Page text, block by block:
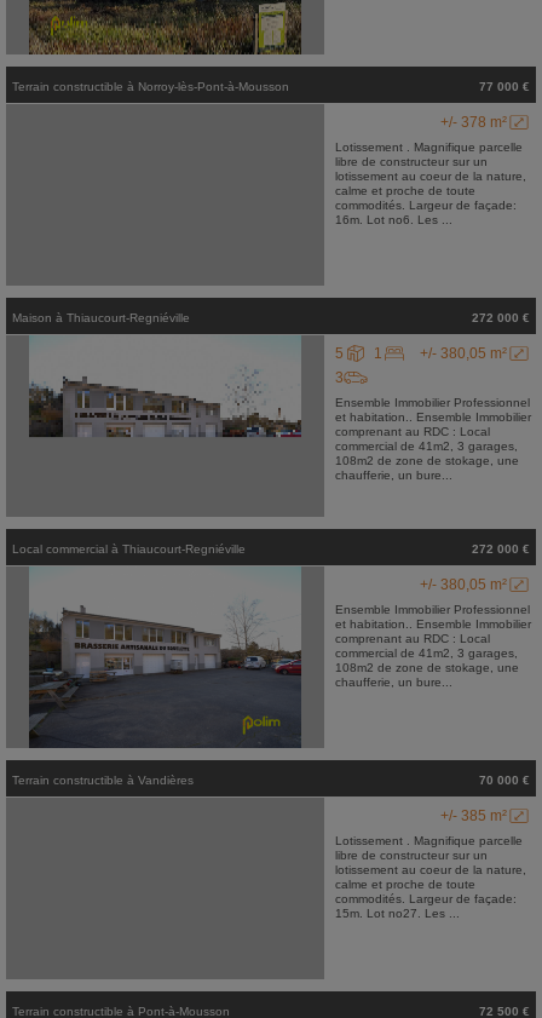
Terrain constructible à Norroy-lès-Pont-à-Mousson 77 000 €
+/- 378 m²
Lotissement . Magnifique parcelle
libre de constructeur sur un
lotissement au coeur de la nature,
calme et proche de toute
commodités. Largeur de façade:
16m. Lot no6. Les ...
Maison à Thiaucourt-Regniéville 272 000 €
+/- 380,05 m²
5
1
3
Ensemble Immobilier Professionnel
et habitation.. Ensemble Immobilier
comprenant au RDC : Local
commercial de 41m2, 3 garages,
108m2 de zone de stokage, une
chaufferie, un bure...
Local commercial à Thiaucourt-Regniéville 272 000 €
+/- 380,05 m²
Ensemble Immobilier Professionnel
et habitation.. Ensemble Immobilier
comprenant au RDC : Local
commercial de 41m2, 3 garages,
108m2 de zone de stokage, une
chaufferie, un bure...
Terrain constructible à Vandières 70 000 €
+/- 385 m²
Lotissement . Magnifique parcelle
libre de constructeur sur un
lotissement au coeur de la nature,
calme et proche de toute
commodités. Largeur de façade:
15m. Lot no27. Les ...
Terrain constructible à Pont-à-Mousson 72 500 €